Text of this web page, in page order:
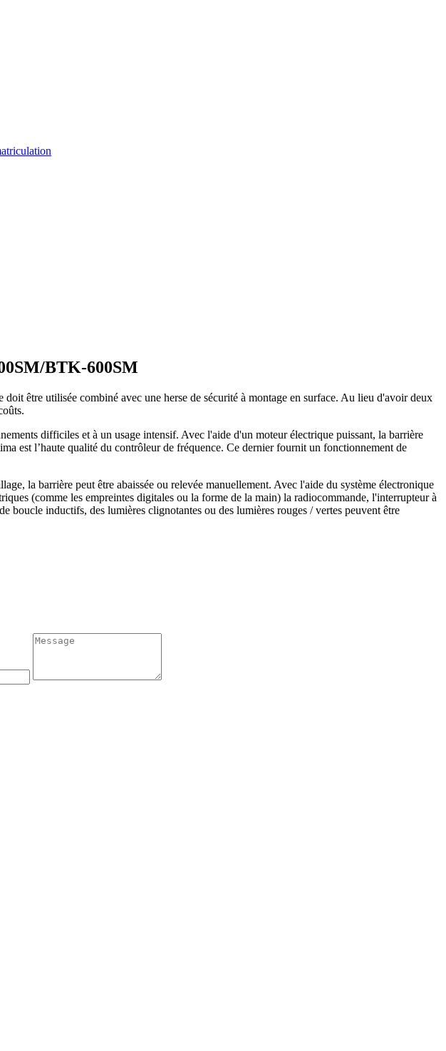
BTK-600SM
être utilisée combiné avec une herse de sécurité à montage en surface. Au lieu d'avoir deux
difficiles et à un usage intensif. Avec l'aide d'un moteur électrique puissant, la barrière
est l’haute qualité du contrôleur de fréquence. Ce dernier fournit un fonctionnement de
la barrière peut être abaissée ou relevée manuellement. Avec l'aide du système électronique
(comme les empreintes digitales ou la forme de la main) la radiocommande, l'interrupteur à
boucle inductifs, des lumières clignotantes ou des lumières rouges / vertes peuvent être